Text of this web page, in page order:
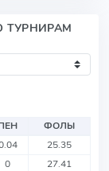
ТУРНИРАМ
ФОЛЫ
25.35
0
27.41